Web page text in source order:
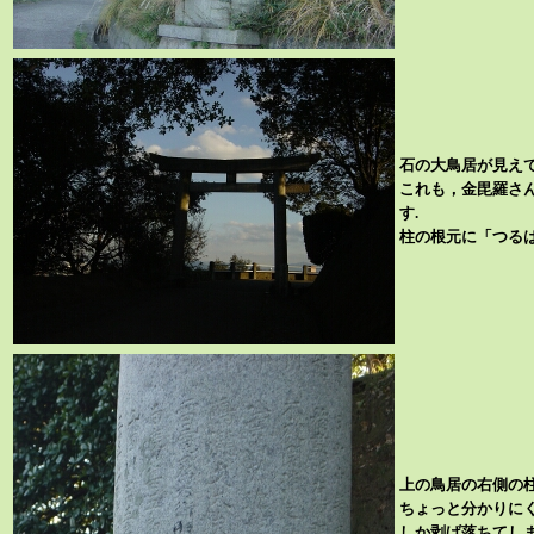
石の大鳥居が見え
これも，金毘羅さ
す.
柱の根元に「つる
上の鳥居の右側の
ちょっと分かりに